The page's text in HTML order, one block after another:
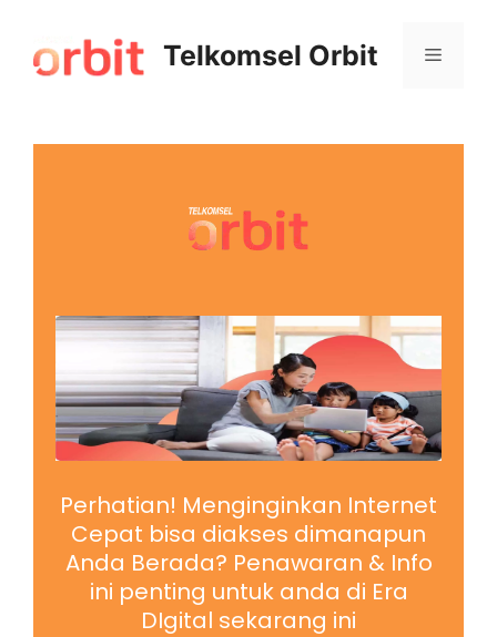
Telkomsel Orbit
Perhatian! Menginginkan Internet
Cepat bisa diakses dimanapun
Anda Berada? Penawaran & Info
ini penting untuk anda di Era
DIgital sekarang ini